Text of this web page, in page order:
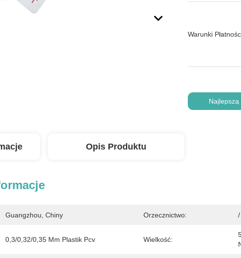
Warunki
Najlepszą
Opis Produktu
Guangzhou, Chiny Orzecznictwo: /
0,3/0,32/0,35 Mm Plastik Pcv Wielkość: